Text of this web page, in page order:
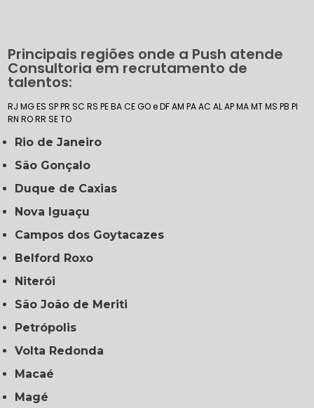
Principais regiões onde a Push atende
Consultoria em recrutamento de
talentos:
RJ MGES SPPR SC RS PEBACEGO e DFAM PAAC ALAPMAMTMS PB PI
RN RORR SETO
Rio de Janeiro
São Gonçalo
Duque de Caxias
Nova Iguaçu
Campos dos Goytacazes
Belford Roxo
Niterói
São João de Meriti
Petrópolis
Volta Redonda
Macaé
Magé